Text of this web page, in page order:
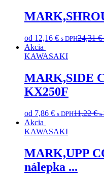
od 12,16 € s DPH24,31€
Akcia
KAWASAKI
MARK,SIDE
KX250F
od 7,86 € s DPH11,22€ s
Akcia
KAWASAKI
MARK,UPP
nálepka ...